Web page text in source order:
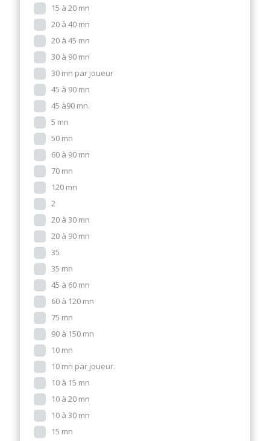
15 à 20 mn
20 à 40 mn
20 à 45 mn
30 à 90 mn
30 mn par joueur
45 à 90 mn
45 à90 mn.
5 mn
50 mn
60 à 90 mn
70 mn
120 mn
2
20 à 30 mn
20 à 90 mn
35
35 mn
45 à 60 mn
60 à 120 mn
75 mn
90 à 150 mn
10 mn
10 mn par joueur.
10 à 15 mn
10 à 20 mn
10 à 30 mn
15 mn